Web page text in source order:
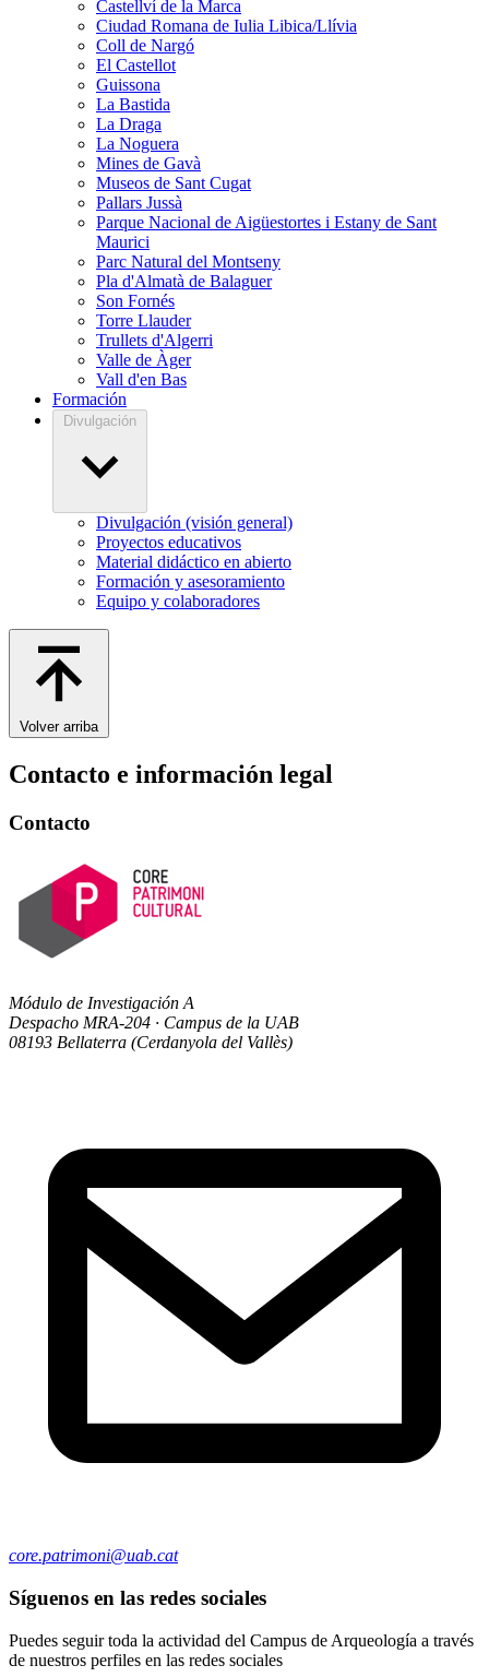
Castellví de la Marca
Ciudad Romana de Iulia Libica/Llívia
Coll de Nargó
El Castellot
Guissona
La Bastida
La Draga
La Noguera
Mines de Gavà
Museos de Sant Cugat
Pallars Jussà
Parque Nacional de Aigüestortes i Estany de Sant
Maurici
Parc Natural del Montseny
Pla d'Almatà de Balaguer
Son Fornés
Torre Llauder
Trullets d'Algerri
Valle de Àger
Vall d'en Bas
Formación
Divulgación
Divulgación (visión general)
Proyectos educativos
Material didáctico en abierto
Formación y asesoramiento
Equipo y colaboradores
Volver arriba
Contacto e información legal
Contacto
Módulo de Investigación A
Despacho MRA-204 · Campus de la UAB
08193 Bellaterra (Cerdanyola del Vallès)
core.patrimoni@uab.cat
Síguenos en las redes sociales
Puedes seguir toda la actividad del Campus de Arqueología a través
de nuestros perfiles en las redes sociales